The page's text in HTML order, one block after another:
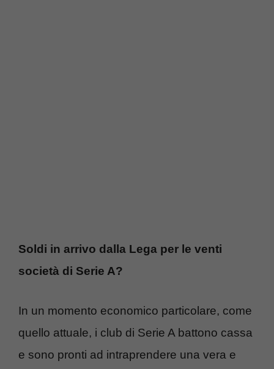
Soldi in arrivo dalla Lega per le venti
società di Serie A?
In un momento economico particolare, come
quello attuale, i club di Serie A battono cassa
e sono pronti ad intraprendere una vera e